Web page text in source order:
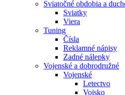
Sviatočné obdobia a
Sviatky
Viera
Tuning
Čísla
Reklamné nápisy
Zadné nálepky
Vojenské a dobrodružné
Vojenské
Letectvo
Vojsko